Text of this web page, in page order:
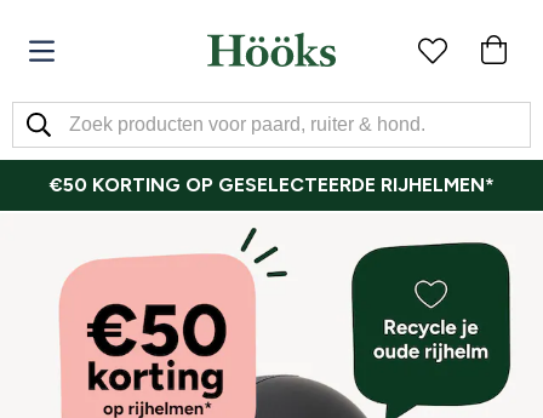
€50 KORTING OP GESELECTEERDE RIJHELMEN*